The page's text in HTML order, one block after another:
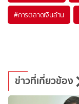
#การตลาดเงินล้าน
ข่าวที่เกี่ยวข้อง